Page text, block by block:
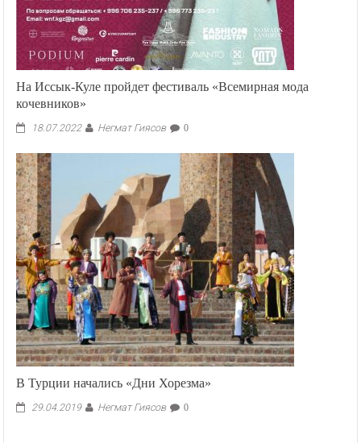
На Иссык-Куле пройдет фестиваль «Всемирная мода
кочевников»
18.07.2022 Негмат Гиясов 0
В Турции начались «Дни Хорезма»
29.04.2019 Негмат Гиясов 0